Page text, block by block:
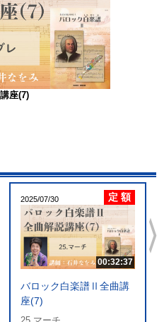
座(7)
2025/07/30 定 額
00:32:37
バロック白楽譜Ⅱ全曲講
座(7)
chevron_right